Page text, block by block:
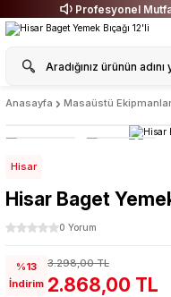
Profesyonel
Anasayfa Masaüstü
Hisar
Hisar Baget
0 Yorum
%13
İndirim
3.298,00 TL
2.868,00 TL